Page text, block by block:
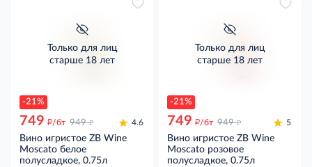
-21%
Только для лиц
старше 18 лет
749 д/бт 949 д 4.6
Вино игристое ZB Wine
Moscato белое
полусладкое, 0.75л
-21%
Только для лиц
старше 18 лет
749 д/бт 949 д 5
Вино игристое ZB Wine
Moscato розовое
полусладкое, 0.75л